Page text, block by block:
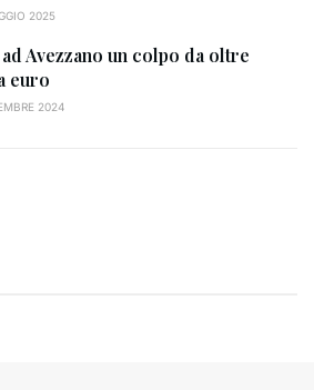
2025
Avezzano un colpo da oltre
euro
2024